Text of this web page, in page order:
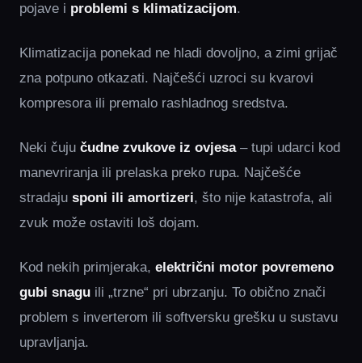
pojave i problemi s klimatizacijom.
Klimatizacija ponekad ne hladi dovoljno, a zimi grijač
zna potpuno otkazati. Najčešći uzroci su kvarovi
kompresora ili premalo rashladnog sredstva.
Neki čuju čudne zvukove iz ovjesa– tupi udarci kod
manevriranja ili prelaska preko rupa. Najčešće
stradaju sponi ili amortizeri, što nije katastrofa, ali
zvuk može ostaviti loš dojam.
Kod nekih primjeraka, električni motor povremeno
gubi snagu ili „trzne“ pri ubrzanju. To obično znači
problem s inverterom ili softversku grešku u sustavu
upravljanja.